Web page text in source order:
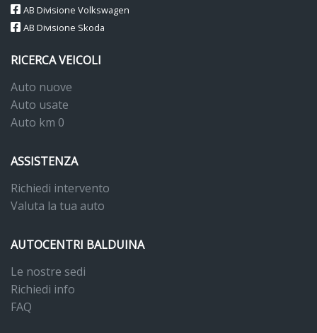
AB Divisione Volkswagen
AB Divisione Skoda
RICERCA VEICOLI
Auto nuove
Auto usate
Auto km 0
ASSISTENZA
Richiedi intervento
Valuta la tua auto
AUTOCENTRI BALDUINA
Le nostre sedi
Richiedi info
FAQ